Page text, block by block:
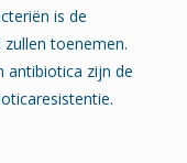
is de
toenemen.
antibiotica zijn de